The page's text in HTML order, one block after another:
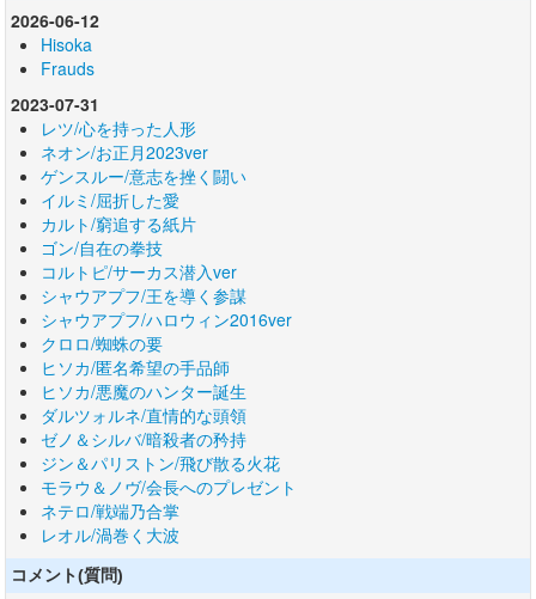
2026-06-12
Hisoka
Frauds
2023-07-31
レツ/心を持った人形
ネオン/お正月2023ver
ゲンスルー/意志を挫く闘い
イルミ/屈折した愛
カルト/窮追する紙片
ゴン/自在の拳技
コルトピ/サーカス潜入ver
シャウアプフ/王を導く参謀
シャウアプフ/ハロウィン2016ver
クロロ/蜘蛛の要
ヒソカ/匿名希望の手品師
ヒソカ/悪魔のハンター誕生
ダルツォルネ/直情的な頭領
ゼノ＆シルバ/暗殺者の矜持
ジン＆パリストン/飛び散る火花
モラウ＆ノヴ/会長へのプレゼント
ネテロ/戦端乃合掌
レオル/渦巻く大波
コメント(質問)